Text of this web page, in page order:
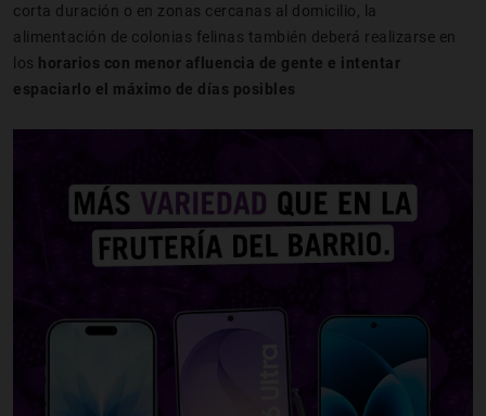
corta duración o en zonas cercanas al domicilio, la
alimentación de colonias felinas también deberá realizarse en
los horarios con menor afluencia de gente e intentar
espaciarlo el máximo de días posibles